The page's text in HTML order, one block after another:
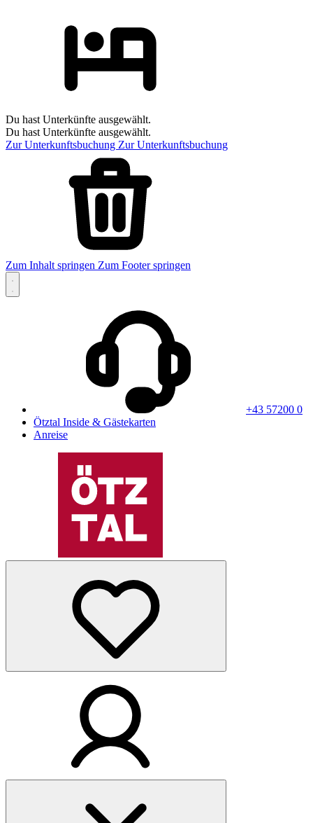
Du hast Unterkünfte ausgewählt.
Du hast Unterkünfte ausgewählt.
Zur Unterkunftsbuchung Zur Unterkunftsbuchung
Zum Inhalt springen Zum Footer springen
+43 57200 0
Ötztal Inside & Gästekarten
Anreise